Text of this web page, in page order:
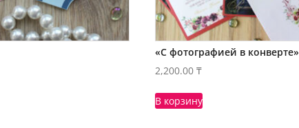
«С фотографией в конверте»
2,200.00₸
В корзину